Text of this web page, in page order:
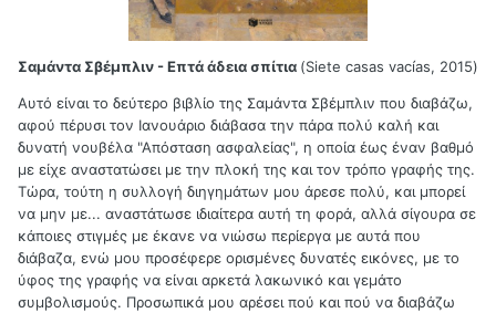
Σαμάντα Σβέμπλιν - Επτά άδεια σπίτια (Siete casas vacías, 2015)
Αυτό είναι το δεύτερο βιβλίο της Σαμάντα Σβέμπλιν που διαβάζω,
αφού πέρυσι τον Ιανουάριο διάβασα την πάρα πολύ καλή και
δυνατή νουβέλα "Απόσταση ασφαλείας", η οποία έως έναν βαθμό
με είχε αναστατώσει με την πλοκή της και τον τρόπο γραφής της.
Τώρα, τούτη η συλλογή διηγημάτων μου άρεσε πολύ, και μπορεί
να μην με... αναστάτωσε ιδιαίτερα αυτή τη φορά, αλλά σίγουρα σε
κάποιες στιγμές με έκανε να νιώσω περίεργα με αυτά που
διάβαζα, ενώ μου προσέφερε ορισμένες δυνατές εικόνες, με το
ύφος της γραφής να είναι αρκετά λακωνικό και γεμάτο
συμβολισμούς. Προσωπικά μου αρέσει πού και πού να διαβάζω